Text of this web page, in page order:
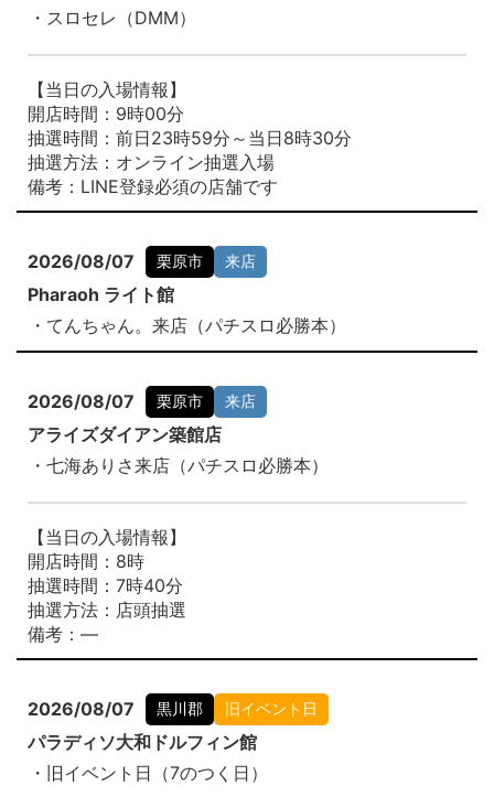
・スロセレ（DMM）
【当日の入場情報】
開店時間：9時00分
抽選時間：前日23時59分～当日8時30分
抽選方法：オンライン抽選入場
備考：LINE登録必須の店舗です
2026/08/07 栗原市 来店
Pharaoh ライト館
・てんちゃん。来店（パチスロ必勝本）
2026/08/07 栗原市 来店
アライズダイアン築館店
・七海ありさ来店（パチスロ必勝本）
【当日の入場情報】
開店時間：8時
抽選時間：7時40分
抽選方法：店頭抽選
備考：―
2026/08/07 黒川郡 旧イベント日
パラディソ大和ドルフィン館
・旧イベント日（7のつく日）